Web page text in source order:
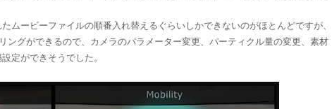
ムービーファイルの順番入れ替えるぐらいしかできないのがほとんどですが、
グができるので、カメラのパラメーター変更、パーティクル量の変更、素材
定ができそうでした。